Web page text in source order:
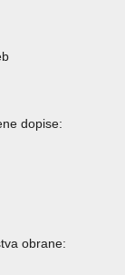
dopise:
obrane: